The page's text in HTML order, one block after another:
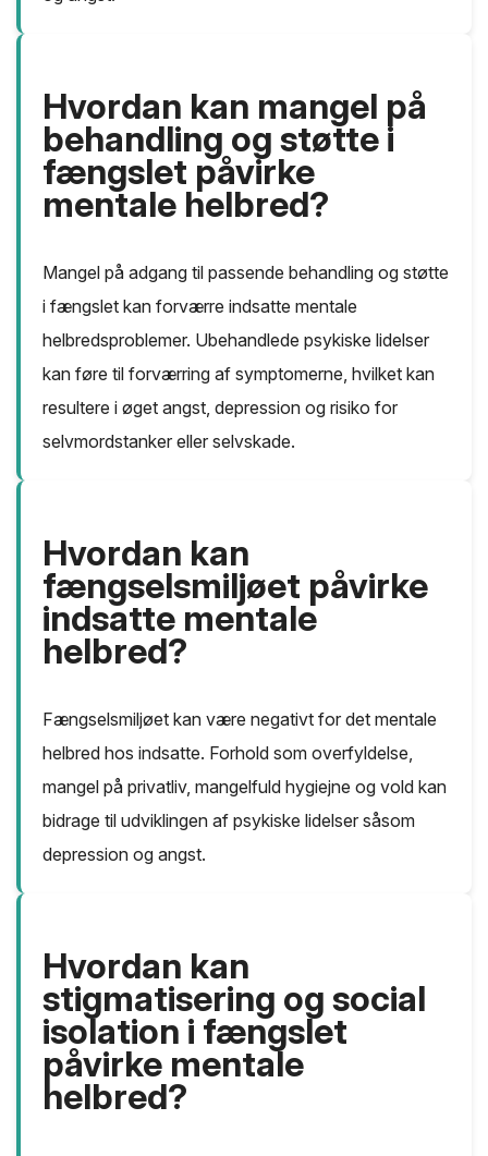
Hvordan kan mangel på
behandling og støtte i
fængslet påvirke
mentale helbred?
Mangel på adgang til passende behandling og støtte
i fængslet kan forværre indsatte mentale
helbredsproblemer. Ubehandlede psykiske lidelser
kan føre til forværring af symptomerne, hvilket kan
resultere i øget angst, depression og risiko for
selvmordstanker eller selvskade.
Hvordan kan
fængselsmiljøet påvirke
indsatte mentale
helbred?
Fængselsmiljøet kan være negativt for det mentale
helbred hos indsatte. Forhold som overfyldelse,
mangel på privatliv, mangelfuld hygiejne og vold kan
bidrage til udviklingen af psykiske lidelser såsom
depression og angst.
Hvordan kan
stigmatisering og social
isolation i fængslet
påvirke mentale
helbred?